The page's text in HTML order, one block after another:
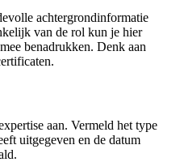
achtergrondinformatie
van de rol kun je hier
benadrukken. Denk aan
aan. Vermeld het type
uitgegeven en de datum